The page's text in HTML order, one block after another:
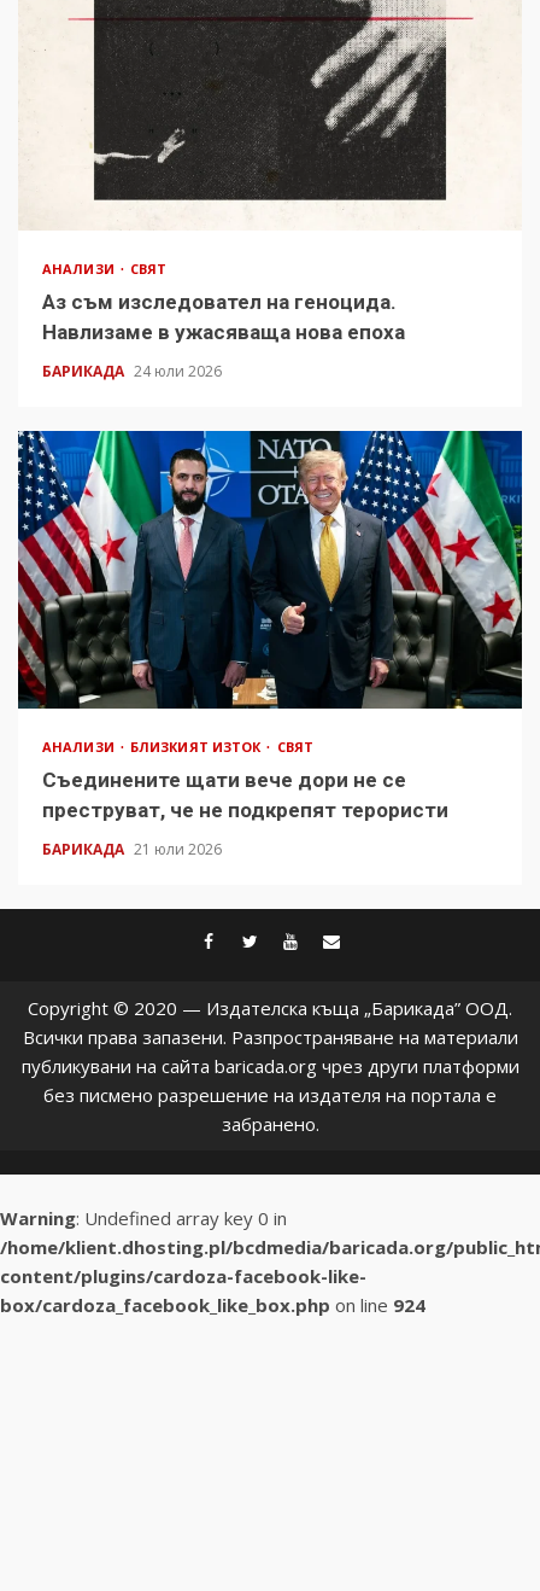
АНАЛИЗИ СВЯТ
Аз съм изследовател на геноцида.
Навлизаме в ужасяваща нова епоха
БАРИКАДА 24 юли 2026
АНАЛИЗИ БЛИЗКИЯТ ИЗТОК СВЯТ
Съединените щати вече дори не се
преструват, че не подкрепят терористи
БАРИКАДА 21 юли 2026
facebook
twitter
youtube
Copyright © 2020 — Издателска къща „Барикада” ООД.
Всички права запазени. Разпространяване на материали
публикувани на сайта baricada.org чрез други платформи
без писмено разрешение на издателя на портала е
забранено.
Warning: Undefined array key 0 in
/home/klient.dhosting.pl/bcdmedia/baricada.org/
content/plugins/cardoza-facebook-like-
box/cardoza_facebook_like_box.php on line 924